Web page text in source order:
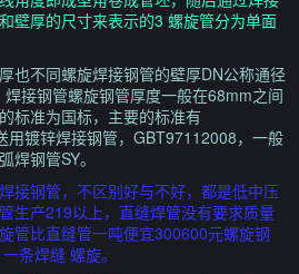
壁厚的尺寸来表示的3 螺旋管分为单面
也不同螺旋焊接钢管的壁厚DN公称通径
接钢管螺旋钢管厚度一般在68mm之间
标准为国标，主要的标准有
用镀锌焊接钢管，GBT97112008，一般
焊钢管SY。
接钢管，不区别好与不好，都是低中压
生产219以上，直缝焊管没有要求质量
管比直缝管一吨便宜300600元螺旋钢
条焊缝 螺旋。